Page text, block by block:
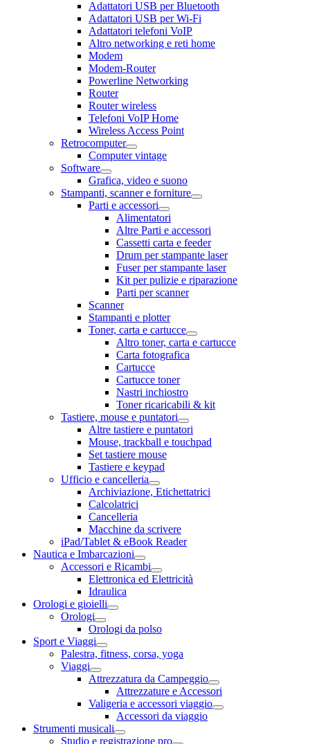
Adattatori USB per Bluetooth
Adattatori USB per Wi-Fi
Adattatori telefoni VoIP
Altro networking e reti home
Modem
Modem-Router
Powerline Networking
Router
Router wireless
Telefoni VoIP Home
Wireless Access Point
Retrocomputer
Computer vintage
Software
Grafica, video e suono
Stampanti, scanner e forniture
Parti e accessori
Alimentatori
Altre Parti e accessori
Cassetti carta e feeder
Drum per stampante laser
Fuser per stampante laser
Kit per pulizie e riparazione
Parti per scanner
Scanner
Stampanti e plotter
Toner, carta e cartucce
Altro toner, carta e cartucce
Carta fotografica
Cartucce
Cartucce toner
Nastri inchiostro
Toner ricaricabili & kit
Tastiere, mouse e puntatori
Altre tastiere e puntatori
Mouse, trackball e touchpad
Set tastiere mouse
Tastiere e keypad
Ufficio e cancelleria
Archiviazione, Etichettatrici
Calcolatrici
Cancelleria
Macchine da scrivere
iPad/Tablet & eBook Reader
Nautica e Imbarcazioni
Accessori e Ricambi
Elettronica ed Elettricità
Idraulica
Orologi e gioielli
Orologi
Orologi da polso
Sport e Viaggi
Palestra, fitness, corsa, yoga
Viaggi
Attrezzatura da Campeggio
Attrezzature e Accessori
Valigeria e accessori viaggio
Accessori da viaggio
Strumenti musicali
Studio e registrazione pro